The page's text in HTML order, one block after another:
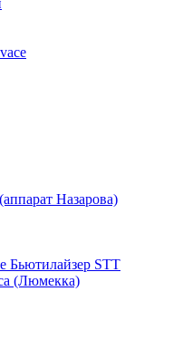
Назарова)
Бьютилайзер STT
(Люмекка)